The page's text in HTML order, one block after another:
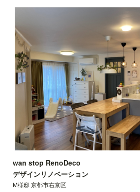
wan stop RenoDeco
デザインリノベーション
M様邸 京都市右京区